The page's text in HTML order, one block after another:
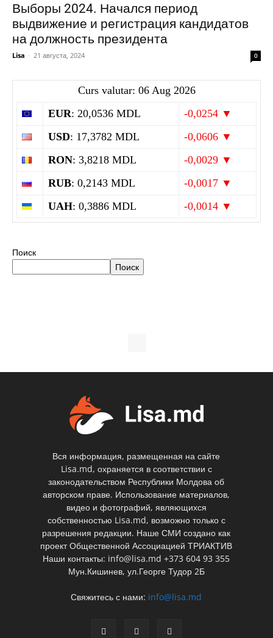
Выборы 2024. Начался период
выдвижение и регистрация кандидатов
на должность президента
Lisa - 21 августа, 2024 0
Curs valutar: 06 Aug 2026
EUR: 20,0536 MDL
-0,0254 ▼
USD: 17,3782 MDL
-0,0606 ▼
RON: 3,8218 MDL
-0,0029 ▼
RUB: 0,2143 MDL
-0,0017 ▼
UAH: 0,3886 MDL -0,0014 ▼
Поиск
Поиск
Вся информация, размещенная на сайте
Lisa.md, охраняется в соответствии с
законодательством Республики Молдова об
авторском праве. Использование материалов,
видео и фотографий, являющихся
собственностью Lisa.md, возможно только с
разрешения редакции. Наше СМИ создано как
проект Общественной Ассоциацией ТРИАКТИВ
Наши контакты: info@lisa.md +373 604 93 355
Мун.Кишинев, ул.Георге Тудор 2Б
Свяжитесь с нами: info@lisa.md